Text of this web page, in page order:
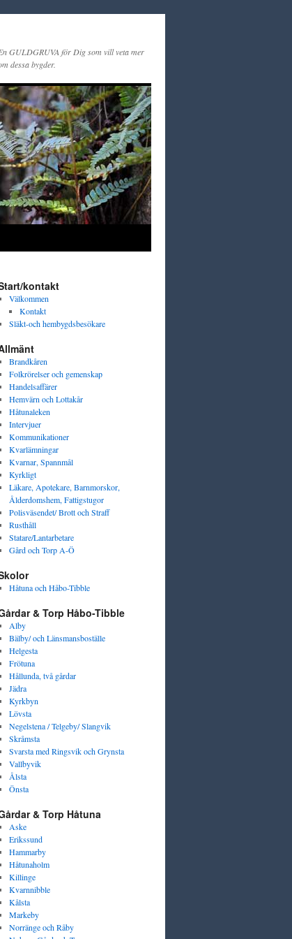
GULDGRUVA för Dig som vill veta mer
dessa bygder.
kontakt
Välkommen
Kontakt
Släkt-och hembygdsbesökare
Brandkåren
Folkrörelser och gemenskap
Handelsaffärer
Hemvärn och Lottakår
Håtunaleken
Intervjuer
Kommunikationer
Kvarlämningar
Kvarnar, Spannmål
Kyrkligt
Läkare, Apotekare, Barnmorskor,
Ålderdomshem, Fattigstugor
Polisväsendet/ Brott och Straff
Rusthåll
Statare/Lantarbetare
Gård och Torp A-Ö
Håtuna och Håbo-Tibble
& Torp Håbo-Tibble
Alby
Bälby/ och Länsmansboställe
Helgesta
Frötuna
Hållunda, två gårdar
Jädra
Kyrkbyn
Lövsta
Negelstena / Telgeby/ Slangvik
Skråmsta
Svarsta med Ringsvik och Grynsta
Vallbyvik
Ålsta
Önsta
& Torp Håtuna
Aske
Erikssund
Hammarby
Håtunaholm
Killinge
Kvarnnibble
Kålsta
Markeby
Norränge och Råby